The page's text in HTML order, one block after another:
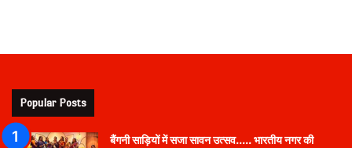
Popular Posts
बैंगनी साड़ियों में सजा सावन उत्सव….. भारतीय नगर की